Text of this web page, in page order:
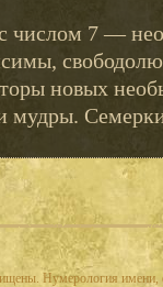
числом 7 —
новых
мудры.
Нумерология